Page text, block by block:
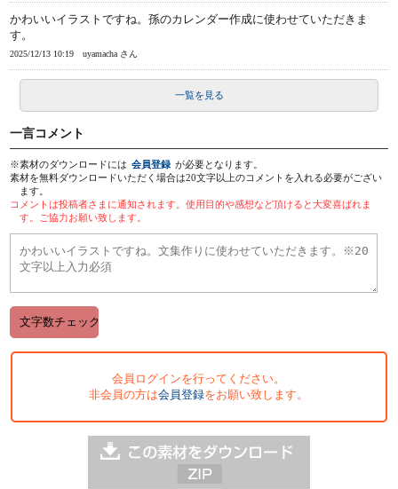
かわいいイラストですね。孫のカレンダー作成に使わせていただきま
す。
2025/12/13 10:19 uyamacha さん
一覧を見る
一言コメント
※素材のダウンロードには 会員登録 が必要となります。
素材を無料ダウンロードいただく場合は20文字以上のコメントを入れる必要がござい
ます。
コメントは投稿者さまに通知されます。使用目的や感想など頂けると大変喜ばれま
す。ご協力お願い致します。
会員ログインを行ってください。
非会員の方は会員登録をお願い致します。